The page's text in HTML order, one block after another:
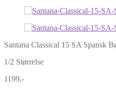
Santana Classical 15 SA Spansk
1/2 Størrelse
1199,-